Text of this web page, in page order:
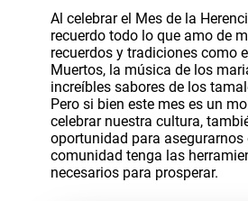
Al celebrar el Mes de la
recuerdo todo lo que amo de
recuerdos y tradiciones como
Muertos, la música de los
increíbles sabores de los
Pero si bien este mes es un
celebrar nuestra cultura,
oportunidad para asegurarnos
comunidad tenga las
necesarios para prosperar.